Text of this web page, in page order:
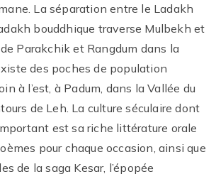
La séparation entre le Ladakh
bouddhique traverse Mulbekh et
Parakchik et Rangdum dans la
des poches de population
à l’est, à Padum, dans la Vallée du
de Leh. La culture séculaire dont
est sa riche littérature orale
pour chaque occasion, ainsi que
de la saga Kesar, l’épopée